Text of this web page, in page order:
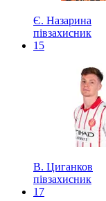
Є. Назарина
півзахисник
15
В. Циганков
півзахисник
17